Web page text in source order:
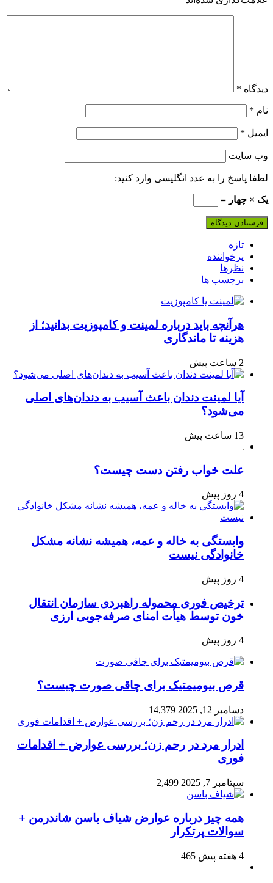
دیدگاه *
نام *
ایمیل *
وب‌ سایت
لطفا پاسخ را به عدد انگلیسی وارد کنید:
یک × چهار =
تازه
پرخواننده
نظرها
برچسب ها
هرآنچه باید درباره لمینت و کامپوزیت بدانید؛ از
هزینه تا ماندگاری
2 ساعت پیش
آیا لمینت دندان باعث آسیب به دندان‌های اصلی
می‌شود؟
13 ساعت پیش
علت خواب رفتن دست چیست؟
4 روز پیش
وابستگی به خاله و عمه، همیشه نشانه مشکل
خانوادگی نیست
4 روز پیش
ترخیص فوری محموله راهبردی سازمان انتقال
خون توسط هیأت امنای صرفه‌جویی ارزی
4 روز پیش
قرص بیومیمتیک برای چاقی صورت چیست؟
دسامبر 12, 2025 14,379
ادرار مرد در رحم زن؛ بررسی عوارض + اقدامات
فوری
سپتامبر 7, 2025 2,499
همه چیز درباره عوارض شیاف باسن شاندرمن +
سوالات پرتکرار
4 هفته پیش 465